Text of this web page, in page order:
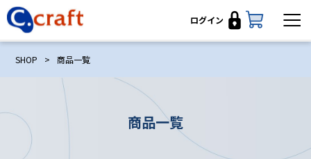
ログイン
SHOP > 商品一覧
商品一覧